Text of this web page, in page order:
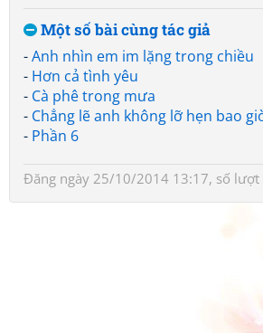
Một số bài cùng tác giả
-Anh nhìn em im lặng trong chiều
- Hơn cả tình yêu
- Cà phê trong mưa
- Chẳng lẽ anh không lỡ hẹn bao
- Phần 6
Đăng ngày 25/10/2014 13:17, số lượt